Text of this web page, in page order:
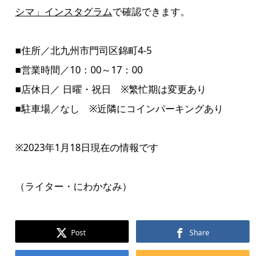
シマ」インスタグラムで確認できます。
■住所／北九州市門司区錦町4-5
■営業時間／10：00～17：00
■店休日／ 日曜・祝日 ※繁忙期は変更あり
■駐車場／なし ※近隣にコインパーキングあり
※2023年1月18日現在の情報です
（ライター・にわかなみ）
Post Share